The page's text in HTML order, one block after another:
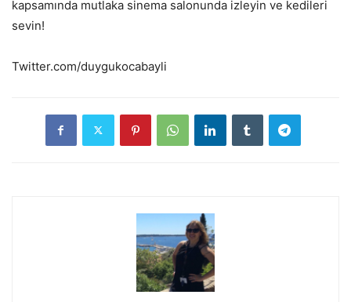
kapsamında mutlaka sinema salonunda izleyin ve kedileri
sevin!
Twitter.com/duygukocabayli